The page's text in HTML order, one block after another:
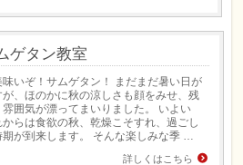
ゲタン教室
味いぞ！サムゲタン！ まだまだ暑い日が
が、ほのかに秋の涼しさも顔をみせ、残
雰囲気が漂ってまいりました。 いよい
からは食欲の秋、乾燥こそすれ、過ごし
期が到来します。 そんな楽しみな季 …
詳しくはこちら